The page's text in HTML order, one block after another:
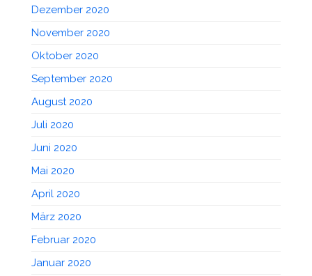
Dezember 2020
November 2020
Oktober 2020
September 2020
August 2020
Juli 2020
Juni 2020
Mai 2020
April 2020
März 2020
Februar 2020
Januar 2020